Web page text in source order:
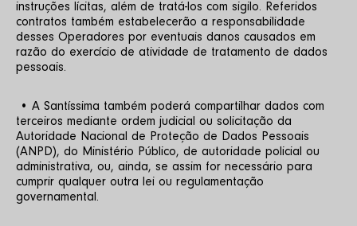
instruções lícitas, além de tratá-los com sigilo. Referidos
contratos também estabelecerão a responsabilidade
desses Operadores por eventuais danos causados em
razão do exercício de atividade de tratamento de dados
pessoais.
• A Santíssima também poderá compartilhar dados com
terceiros mediante ordem judicial ou solicitação da
Autoridade Nacional de Proteção de Dados Pessoais
(ANPD), do Ministério Público, de autoridade policial ou
administrativa, ou, ainda, se assim for necessário para
cumprir qualquer outra lei ou regulamentação
governamental.